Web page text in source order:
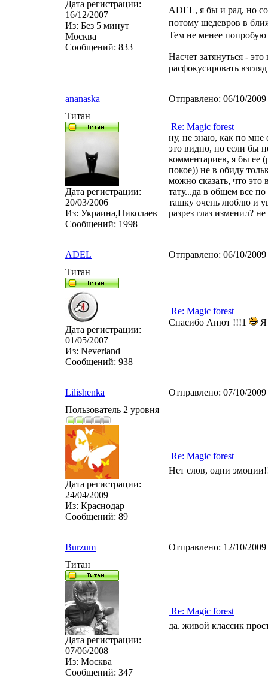
Дата регистрации:
16/12/2007
Из: Без 5 минут
Москва
Сообщений: 833
ADEL, я бы и рад, но
потому шедевров в
Тем не менее попробую
Насчет затянуться -
расфокусировать
ananaska Отправлено: 06/10/
Титан
Дата регистрации:
20/03/2006
Из: Украина,Николаев
Сообщений: 1998
Re: Magic forest
ну, не знаю, как по мне
это видно, но если бы
комментариев, я бы ее
покое)) не в обиду
можно сказать, что
тату...да в общем все
ташку очень люблю и
разрез глаз изменил?
ADEL Отправлено: 06/10/
Титан
Дата регистрации:
01/05/2007
Из: Neverland
Сообщений: 938
Re: Magic forest
Спасибо Анют !!!1
Я
Lilishenka Отправлено: 07/10/
Пользователь 2 уровня
Дата регистрации:
24/04/2009
Из: Краснодар
Сообщений: 89
Re: Magic forest
Нет слов, одни
Burzum Отправлено: 12/10/
Титан
Дата регистрации:
07/06/2008
Из: Москва
Сообщений: 347
Re: Magic forest
да. живой классик